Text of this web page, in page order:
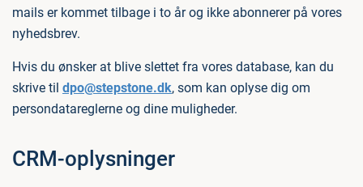
mails er kommet tilbage i to år og ikke abonnerer på vores
nyhedsbrev.
Hvis du ønsker at blive slettet fra vores database, kan du
skrive til dpo@stepstone.dk, som kan oplyse dig om
persondatareglerne og dine muligheder.
CRM-oplysninger